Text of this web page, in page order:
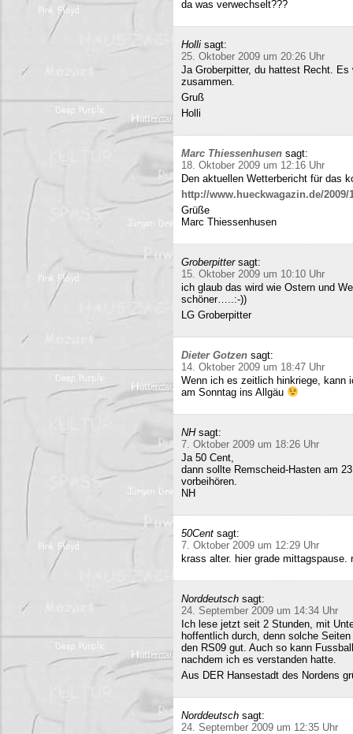
da was verwechselt???
Holli sagt:
25. Oktober 2009 um 20:26 Uhr
Ja Groberpitter, du hattest Recht.
zusammen.
Gruß
Holli
Marc Thiessenhusen sagt:
18. Oktober 2009 um 12:16 Uhr
Den aktuellen Wetterbericht für das
http://www.hueckwagazin.de/2009/
Grüße
Marc Thiessenhusen
Groberpitter sagt:
15. Oktober 2009 um 10:10 Uhr
ich glaub das wird wie Ostern und
schöner…..:-))
LG Groberpitter
Dieter Gotzen sagt:
14. Oktober 2009 um 18:47 Uhr
Wenn ich es zeitlich hinkriege, kann
am Sonntag ins Allgäu
NH sagt:
7. Oktober 2009 um 18:26 Uhr
Ja 50 Cent,
dann sollte Remscheid-Hasten am
vorbeihören.
NH
50Cent sagt:
7. Oktober 2009 um 12:29 Uhr
krass alter. hier grade
Norddeutsch sagt:
24. September 2009 um 14:34 Uhr
Ich lese jetzt seit 2 Stunden, mit
hoffentlich durch, denn solche
den RS09 gut. Auch so kann
nachdem ich es verstanden hatte.
Aus DER Hansestadt des Nordens
Norddeutsch sagt:
24. September 2009 um 12:35 Uhr